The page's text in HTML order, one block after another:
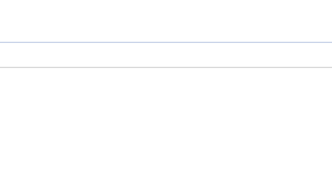
Personnaliser un site
SharePoint : thème,